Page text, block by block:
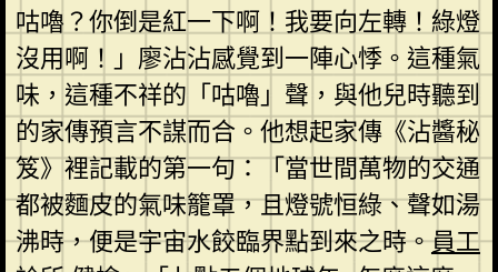
咕嚕？你倒是紅一下啊！我要向左轉！綠燈
沒用啊！」廖沾沾感覺到一陣心悸。這種氣
味，這種不祥的「咕嚕」聲，與他兒時聽到
的家傳預言不謀而合。他想起家傳《沾醬秘
笈》裡記載的第一句：「當世間萬物的交通
都被麵皮的氣味籠罩，且燈號恒綠、聲如湯
沸時，便是宇宙水餃臨界點到來之時。員工